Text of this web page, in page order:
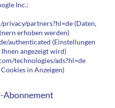
Inc.:
partners?hl=de (Daten,
erhoben werden)
authenticated (Einstellungen
angezeigt wird)
technologies/ads?hl=de
in Anzeigen)